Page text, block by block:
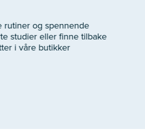
rutiner og spennende
studier eller finne tilbake
i våre butikker